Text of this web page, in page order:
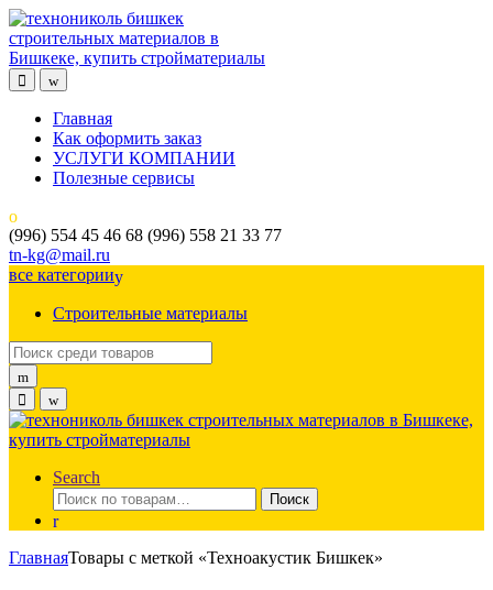
Skip
to
navigation
Skip
to
content
Главная
Как оформить заказ
УСЛУГИ КОМПАНИИ
Полезные сервисы
(996) 554 45 46 68 (996) 558 21 33 77
tn-kg@mail.ru
все категории
Строительные материалы
Search
for:
Search
Искать:
Поиск
ГлавнаяТовары с меткой «Техноакустик Бишкек»